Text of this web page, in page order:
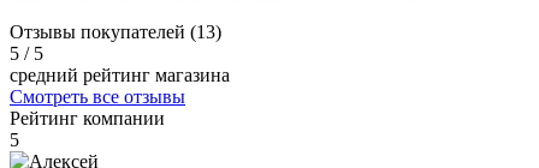
Отзывы покупателей (13)
5 / 5
средний рейтинг магазина
Смотреть все отзывы
Рейтинг компании
5